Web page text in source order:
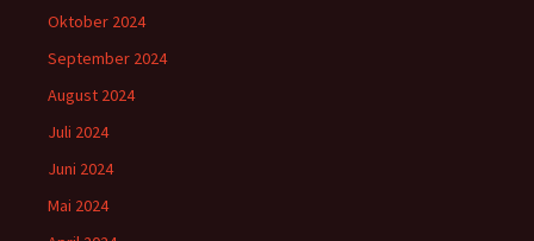
Oktober 2024
September 2024
August 2024
Juli 2024
Juni 2024
Mai 2024